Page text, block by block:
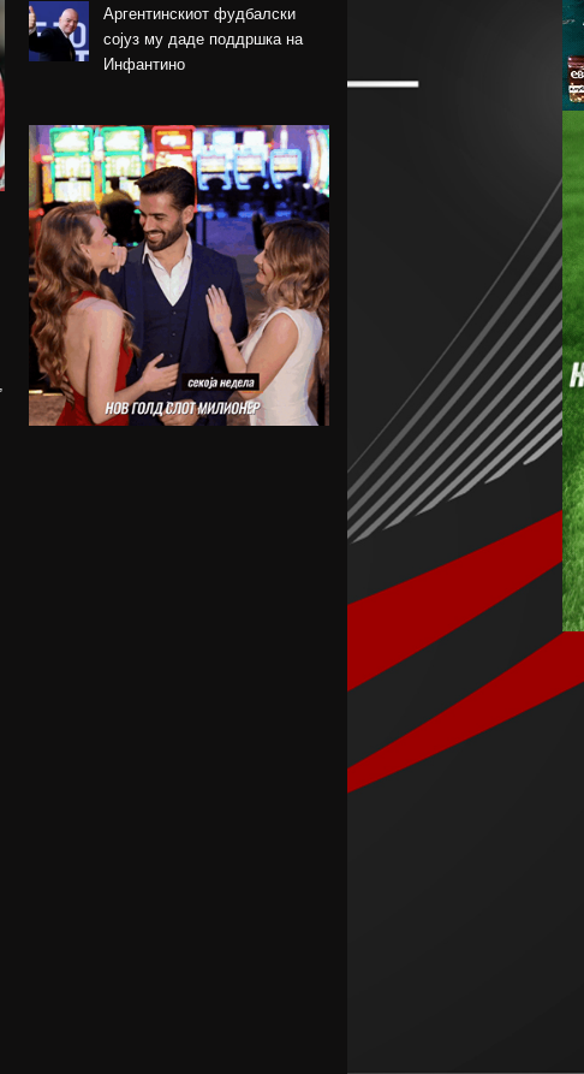
Аргентинскиот фудбалски
сојуз му даде поддршка на
Инфантино
за Ромеро
ПСЖ го купи најдобриот
фудбалер на Монако
Крстевски го замени МЗТ
Скопје со Куманово
Силверстоун се враќа во
календарот на Мото ГП
шампионатот